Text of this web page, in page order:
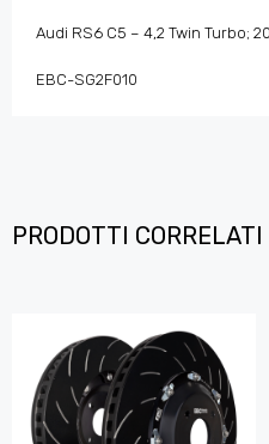
Audi RS6 C5 – 4,2 Twin Turbo;
EBC-SG2F010
PRODOTTI CORRELATI